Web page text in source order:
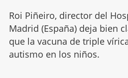
Roi Piñeiro, director del
Madrid (España) deja bien
que la vacuna de triple
autismo en los niños.